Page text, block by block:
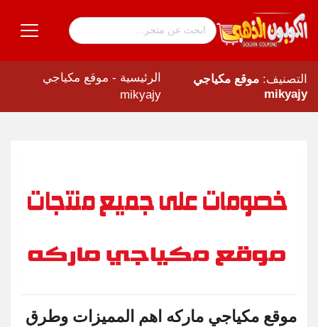
التصنيف: موقع مكياجي
mikyajy
الرئيسية - موقع مكياجي
mikyajy
موقع مكياجي ماركه اهم المميزات وطرق